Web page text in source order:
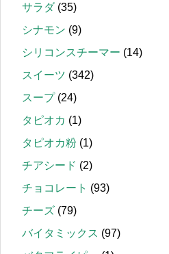
サラダ(35)
シナモン (9)
シリコンスチーマー (14)
スイーツ (342)
スープ(24)
タピオカ (1)
タピオカ粉 (1)
チアシード (2)
チョコレート (93)
チーズ (79)
バイタミックス (97)